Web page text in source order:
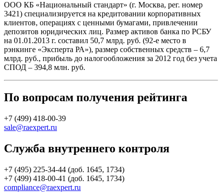
ООО КБ «Национальный стандарт» (г. Москва, рег. номер
3421) специализируется на кредитовании корпоративных
клиентов, операциях с ценными бумагами, привлечении
депозитов юридических лиц. Размер активов банка по РСБУ
на 01.01.2013 г. составил 50,7 млрд. руб. (92-е место в
рэнкинге «Эксперта РА»), размер собственных средств – 6,7
млрд. руб., прибыль до налогообложения за 2012 год без учета
СПОД – 394,8 млн. руб.
По вопросам получения рейтинга
+7 (499) 418-00-39
sale@raexpert.ru
Служба внутреннего контроля
+7 (495) 225-34-44 (доб. 1645, 1734)
+7 (499) 418-00-41 (доб. 1645, 1734)
compliance@raexpert.ru